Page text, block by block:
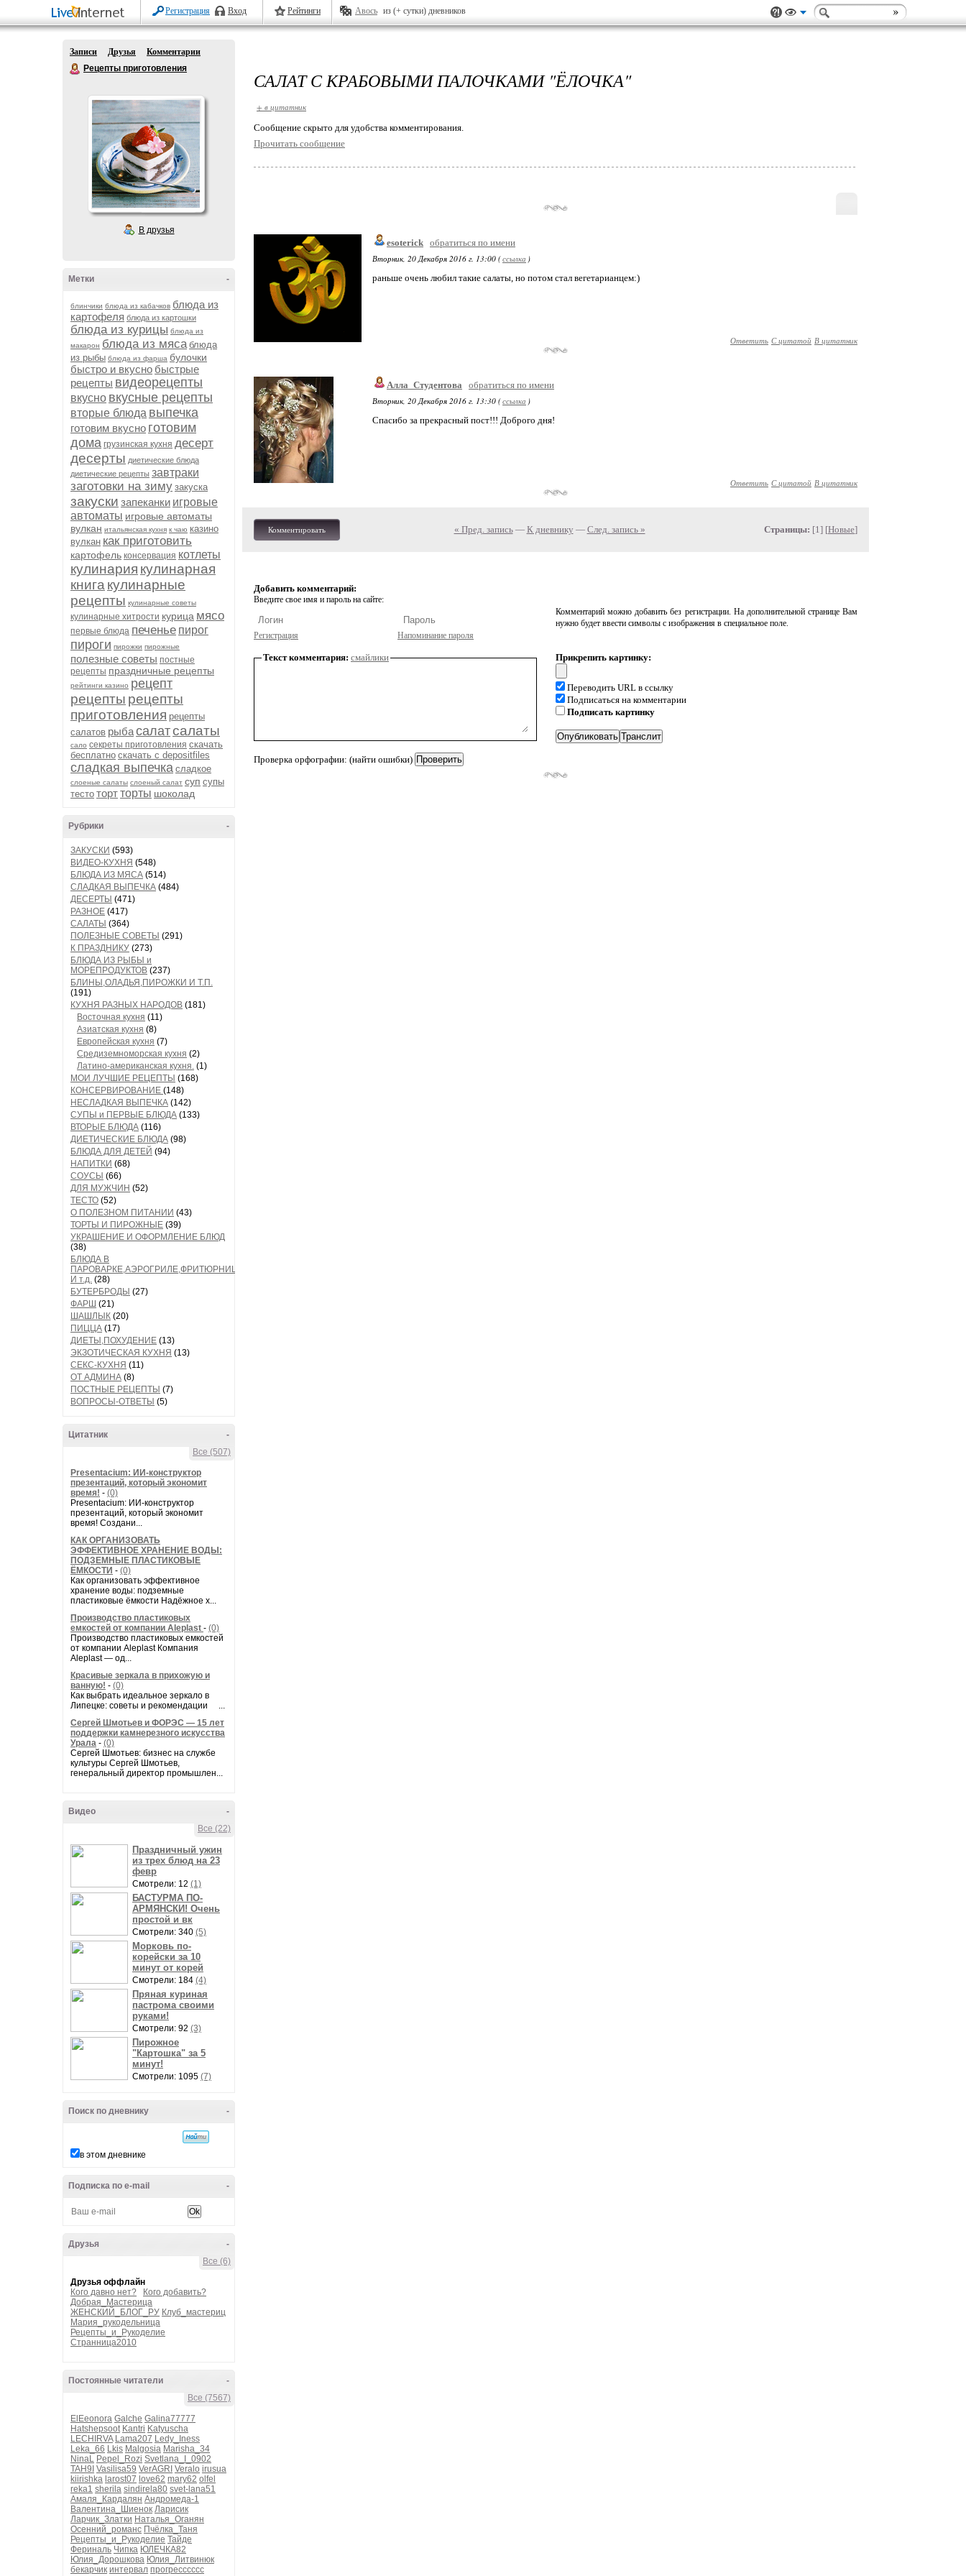
Регистрация Вход Рейтинги Авось из (+ сутки) дневников
Записи Друзья
Комментарии
Рецепты приготовления
В друзья
-
Метки
блинчики блюда из кабачков блюда из
картофеля блюда из картошки
блюда из курицы блюда из
макарон блюда из мяса блюда
из рыбы блюда из фарша булочки
быстро и вкусно быстрые
рецепты видеорецепты
вкусно вкусные рецепты
вторые блюда выпечка
готовим вкусно готовим
дома грузинская кухня десерт
десерты диетические блюда
диетические рецепты завтраки
заготовки на зиму закуска
закуски запеканки игровые
автоматы игровые автоматы
вулкан итальянская кухня к чаю казино
вулкан как приготовить
картофель консервация котлеты
кулинария кулинарная
книга кулинарные
рецепты кулинарные советы
кулинарные хитрости курица мясо
первые блюда печенье пирог
пироги пирожки пирожные
полезные советы постные
рецепты праздничные рецепты
рейтинги казино рецепт
рецепты рецепты
приготовления рецепты
салатов рыбасалатсалаты
сало секреты приготовления скачать
бесплатно скачать с depositfiles
сладкая выпечка сладкое
слоеные салаты слоеный салат суп супы
тесто тортторты шоколад
-
Рубрики
ЗАКУСКИ (593)
ВИДЕО-КУХНЯ (548)
БЛЮДА ИЗ МЯСА (514)
СЛАДКАЯ ВЫПЕЧКА (484)
ДЕСЕРТЫ (471)
РАЗНОЕ (417)
САЛАТЫ (364)
ПОЛЕЗНЫЕ СОВЕТЫ (291)
К ПРАЗДНИКУ (273)
БЛЮДА ИЗ РЫБЫ и
МОРЕПРОДУКТОВ (237)
БЛИНЫ,ОЛАДЬЯ,ПИРОЖКИ И Т.П.
(191)
КУХНЯ РАЗНЫХ НАРОДОВ (181)
Восточная кухня (11)
Азиатская кухня (8)
Европейская кухня (7)
Средиземноморская кухня (2)
Латино-американская кухня. (1)
МОИ ЛУЧШИЕ РЕЦЕПТЫ (168)
КОНСЕРВИРОВАНИЕ (148)
НЕСЛАДКАЯ ВЫПЕЧКА (142)
СУПЫ и ПЕРВЫЕ БЛЮДА (133)
ВТОРЫЕ БЛЮДА (116)
ДИЕТИЧЕСКИЕ БЛЮДА (98)
БЛЮДА ДЛЯ ДЕТЕЙ (94)
НАПИТКИ (68)
СОУСЫ (66)
ДЛЯ МУЖЧИН (52)
ТЕСТО (52)
О ПОЛЕЗНОМ ПИТАНИИ (43)
ТОРТЫ И ПИРОЖНЫЕ (39)
УКРАШЕНИЕ И ОФОРМЛЕНИЕ БЛЮД
(38)
БЛЮДА В
ПАРОВАРКЕ,АЭРОГРИЛЕ,ФРИТЮРНИЦЕ
И т.д. (28)
БУТЕРБРОДЫ (27)
ФАРШ (21)
ШАШЛЫК (20)
ПИЦЦА (17)
ДИЕТЫ,ПОХУДЕНИЕ (13)
ЭКЗОТИЧЕСКАЯ КУХНЯ (13)
СЕКС-КУХНЯ (11)
ОТ АДМИНА (8)
ПОСТНЫЕ РЕЦЕПТЫ (7)
ВОПРОСЫ-ОТВЕТЫ (5)
-
Цитатник
Все (507)
Presentacium: ИИ‑конструктор
презентаций, который экономит
время! - (0)
Presentacium: ИИ‑конструктор
презентаций, который экономит
время! Создани...
КАК ОРГАНИЗОВАТЬ
ЭФФЕКТИВНОЕ ХРАНЕНИЕ ВОДЫ:
ПОДЗЕМНЫЕ ПЛАСТИКОВЫЕ
ЁМКОСТИ - (0)
Как организовать эффективное
хранение воды: подземные
пластиковые ёмкости Надёжное х...
Производство пластиковых
емкостей от компании Aleplast - (0)
Производство пластиковых емкостей
от компании Aleplast Компания
Aleplast — од...
Красивые зеркала в прихожую и
ванную! - (0)
Как выбрать идеальное зеркало в
Липецке: советы и рекомендации ...
Сергей Шмотьев и ФОРЭС — 15 лет
поддержки камнерезного искусства
Урала - (0)
Сергей Шмотьев: бизнес на службе
культуры Сергей Шмотьев,
генеральный директор промышлен...
-
Видео
Все (22)
Праздничный ужин
из трех блюд на 23
февр
Смотрели: 12 (1)
БАСТУРМА ПО-
АРМЯНСКИ! Очень
простой и вк
Смотрели: 340 (5)
Морковь по-
корейски за 10
минут от корей
Смотрели: 184 (4)
Пряная куриная
пастрома своими
руками!
Смотрели: 92 (3)
Пирожное
"Картошка" за 5
минут!
Смотрели: 1095 (7)
-
Поиск по дневнику
в этом дневнике
-
Подписка по e-mail
-
Друзья
Все (6)
Друзья оффлайн
Кого давно нет?
Кого добавить?
Добрая_Мастерица
ЖЕНСКИЙ_БЛОГ_РУ Клуб_мастериц
Мария_рукодельница
Рецепты_и_Рукоделие
Странница2010
-
Постоянные читатели
Все (7567)
ElEeonora Galche Galina77777
Hatshepsoot Kantri Katyuscha
LECHIRVA Lama207 Ledy_Iness
Leka_66 Lkis Malgosia Marisha_34
NinaL Pepel_Rozi Svetlana_I_0902
TAH9I Vasilisa59 VerAGRI Veralo irusua
kiirishka larost07 love62 mary62 olfel
reka1 sherila sindirela80 svet-lana51
Амаля_Кардалян Андромеда-1
Валентина_Шиенок Ларисик
Ларчик_Златки Наталья_Оганян
Осенний_романс Пчёлка_Таня
Рецепты_и_Рукоделие Тайде
Фериналь Чипка ЮЛЕЧКА82
Юлия_Дорошкова Юлия_Литвинюк
бекарчик интервал прогресссссс
САЛАТ С КРАБОВЫМИ ПАЛОЧКАМИ "ЁЛОЧКА"
+ в цитатник
Cообщение скрыто для удобства комментирования.
Прочитать сообщение
esoterick обратиться по имени
Вторник, 20 Декабря 2016 г. 13:00 (ссылка )
раньше очень любил такие салаты, но потом стал вегетарианцем:)
Ответить С цитатой В цитатник
Алла_Студентова
обратиться по имени
Вторник, 20 Декабря 2016 г. 13:30 (ссылка )
Спасибо за прекрасный пост!!! Доброго дня!
Ответить С цитатой В цитатник
Комментировать « Пред. запись— К дневнику — След. запись » Страницы: [1] [Новые]
Добавить комментарий:
Введите свое имя и пароль на сайте:
Регистрация Напоминание пароля
Комментарий можно добавить без регистрации. На дополнительной странице Вам
нужно будет ввести символы с изображения в специальное поле.
Текст комментария: смайлики
Проверка орфографии: (найти ошибки)
Прикрепить картинку:
Переводить URL в ссылку
Подписаться на комментарии
Подписать картинку